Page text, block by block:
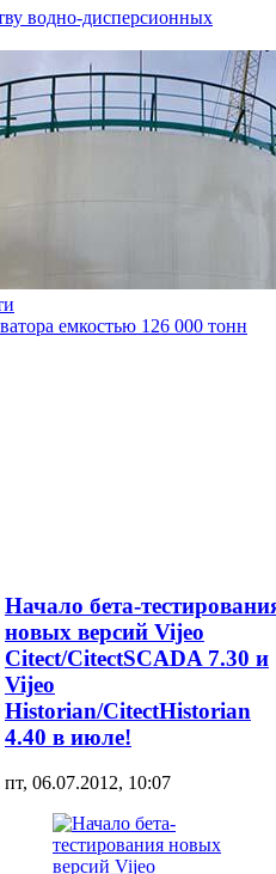
Начало бета-
новых версий Vijeo
Citect/CitectSCADA 7.30 и
Vijeo
Historian/CitectHistorian
4.40 в июле!
пт, 06.07.2012, 10:07